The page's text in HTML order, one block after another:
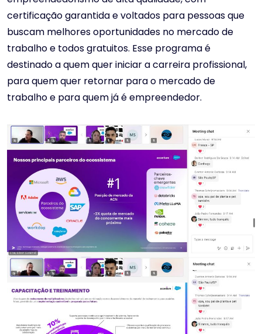
certificação garantida e voltados para pessoas que
buscam melhores oportunidades no mercado de
trabalho e todos gratuitos. Esse programa é
destinado a quem quer iniciar a carreira profissional,
para quem quer retornar para o mercado de
trabalho e para quem já é empreendedor.